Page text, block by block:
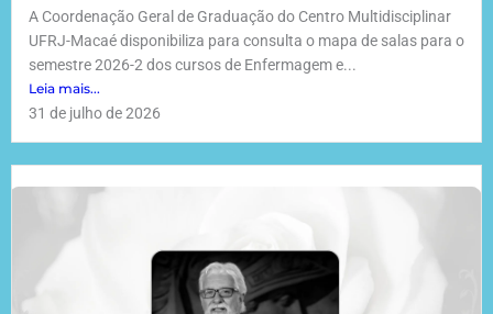
A Coordenação Geral de Graduação do Centro Multidisciplinar
UFRJ-Macaé disponibiliza para consulta o mapa de salas para o
semestre 2026-2 dos cursos de Enfermagem e...
Leia mais...
31 de julho de 2026